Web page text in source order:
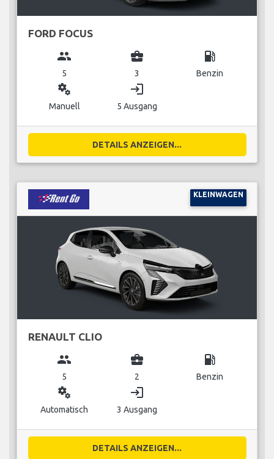
FORD FOCUS
group
5
business_center
3
local_gas_station
Benzin
miscellaneous_services
Manuell
login
5 Ausgang
DETAILS ANZEIGEN...
KLEINWAGEN
RENAULT CLIO
group
5
business_center
2
local_gas_station
Benzin
miscellaneous_services
Automatisch
login
3 Ausgang
DETAILS ANZEIGEN...